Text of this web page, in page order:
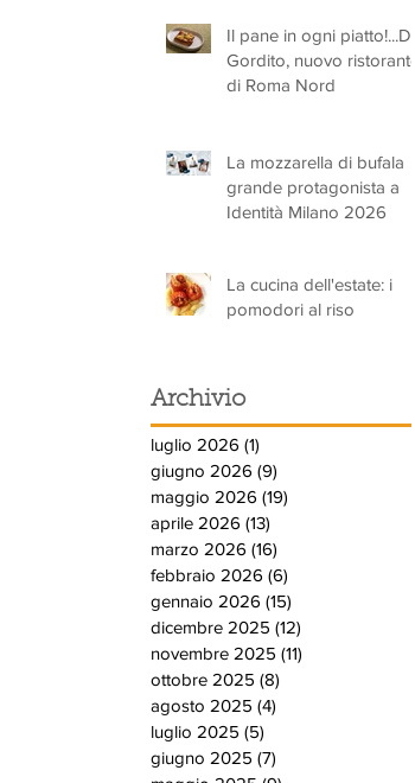
Il pane in ogni piatto!...Da
Gordito, nuovo ristorante
di Roma Nord
La mozzarella di bufala
grande protagonista a
Identità Milano 2026
La cucina dell'estate: i
pomodori al riso
Archivio
luglio 2026 (1)
giugno 2026 (9)
maggio 2026 (19)
aprile 2026 (13)
marzo 2026 (16)
febbraio 2026 (6)
gennaio 2026 (15)
dicembre 2025 (12)
novembre 2025 (11)
ottobre 2025 (8)
agosto 2025 (4)
luglio 2025 (5)
giugno 2025 (7)